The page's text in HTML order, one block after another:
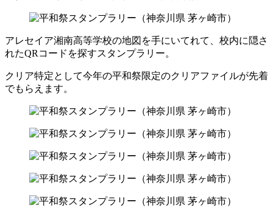
アレセイア湘南高等学校の地図を手にいてれて、校内に隠さ
れたQRコードを探すスタンプラリー。
クリア特定として今年の平和祭限定のクリアファイルが先着
でもらえます。